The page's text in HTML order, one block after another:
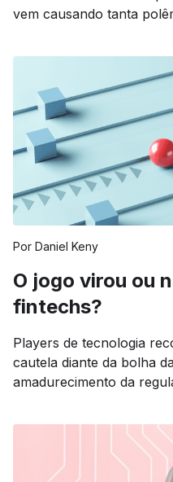
vem causando tanta
Por Daniel Keny
O jogo virou ou
fintechs?
Players de tecnologia
cautela diante da bolha
amadurecimento da
que não seja “um
de Guilherme Assis, CEO